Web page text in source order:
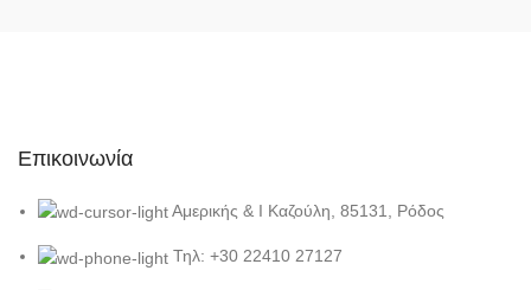
Επικοινωνία
Αμερικής & Ι Καζούλη, 85131, Ρόδος
Τηλ: +30 22410 27127